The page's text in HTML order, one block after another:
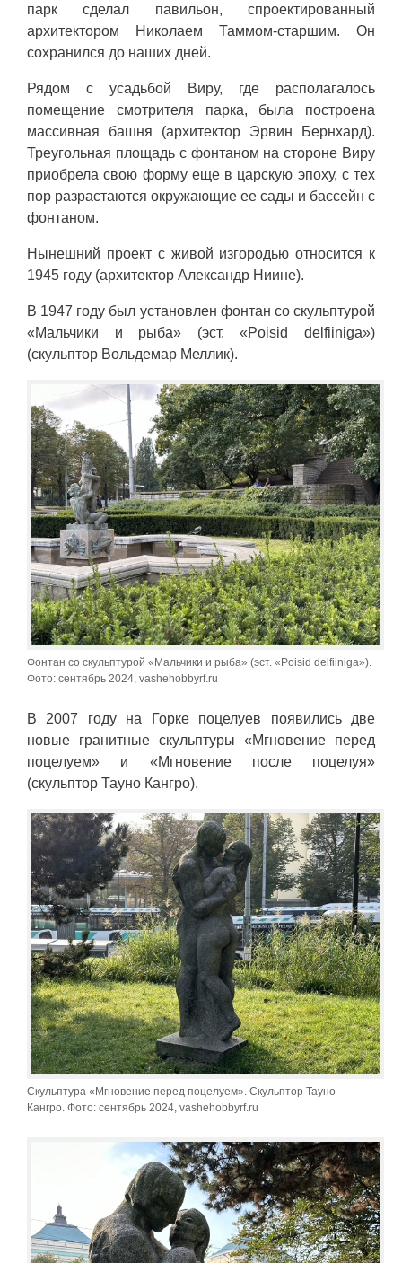
парк сделал павильон, спроектированный
архитектором Николаем Таммом-старшим. Он
сохранился до наших дней.
Рядом с усадьбой Виру, где располагалось
помещение смотрителя парка, была построена
массивная башня (архитектор Эрвин Бернхард).
Треугольная площадь с фонтаном на стороне Виру
приобрела свою форму еще в царскую эпоху, с тех
пор разрастаются окружающие ее сады и бассейн с
фонтаном.
Нынешний проект с живой изгородью относится к
1945 году (архитектор Александр Ниине).
В 1947 году был установлен фонтан со скульптурой
«Мальчики и рыба» (эст. «Poisid delfiiniga»)
(скульптор Вольдемар Меллик).
Фонтан со скульптурой «Мальчики и рыба» (эст. «Poisid delfiiniga»).
Фото: сентябрь 2024, vashehobbyrf.ru
В 2007 году на Горке поцелуев появились две
новые гранитные скульптуры «Мгновение перед
поцелуем» и «Мгновение после поцелуя»
(скульптор Тауно Кангро).
Скульптура «Мгновение перед поцелуем». Скульптор Тауно
Кангро. Фото: сентябрь 2024, vashehobbyrf.ru